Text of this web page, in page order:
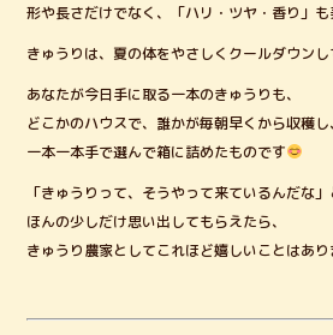
形や長さだけでなく、「ハリ・ツヤ・香り」
きゅうりは、夏の体をやさしくクールダウン
あなたが今日手に取る一本のきゅうりも、
どこかのハウスで、誰かが毎朝早くから収穫し、
一本一本手で選んで箱に詰めたものです
「きゅうりって、そうやって来ているんだな」
ほんの少しだけ思い出してもらえたら、
きゅうり農家としてこれほど嬉しいことはあり